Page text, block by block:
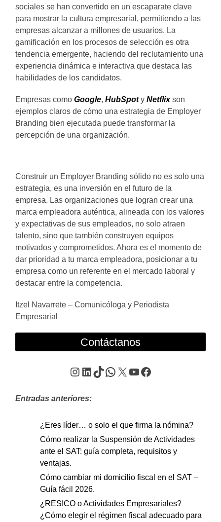
sociales se han convertido en un escaparate clave
para mostrar la cultura empresarial, permitiendo a las
empresas alcanzar a millones de usuarios. La
gamificación en los procesos de selección es otra
tendencia emergente, haciendo del reclutamiento una
experiencia dinámica e interactiva que destaca las
habilidades de los candidatos.
Empresas comoGoogle,HubSpotyNetflixson
ejemplos claros de cómo una estrategia de Employer
Branding bien ejecutada puede transformar la
percepción de una organización.
Construir un Employer Branding sólido no es solo una
estrategia, es una inversión en el futuro de la
empresa. Las organizaciones que logran crear una
marca empleadora auténtica, alineada con los valores
y expectativas de sus empleados, no solo atraen
talento, sino que también construyen equipos
motivados y comprometidos. Ahora es el momento de
dar prioridad a tu marca empleadora, posicionar a tu
empresa como un referente en el mercado laboral y
destacar entre la competencia.
Itzel Navarrete – Comunicóloga y Periodista
Empresarial
Contáctanos
Instagram
LinkedIn
TikTok
WhatsApp
X YouTube
Facebook
Entradas anteriores:
¿Eres líder… o solo el que firma la nómina?
Cómo realizar la Suspensión de Actividades
ante el SAT: guía completa, requisitos y
ventajas.
Cómo cambiar mi domicilio fiscal en el SAT –
Guía fácil 2026.
¿RESICO o Actividades Empresariales?
¿Cómo elegir el régimen fiscal adecuado para